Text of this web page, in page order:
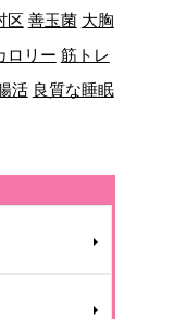
区 善玉菌 大胸
ロリー 筋トレ
活 良質な睡眠